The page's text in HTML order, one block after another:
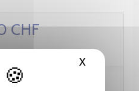
XMasquer
CHF